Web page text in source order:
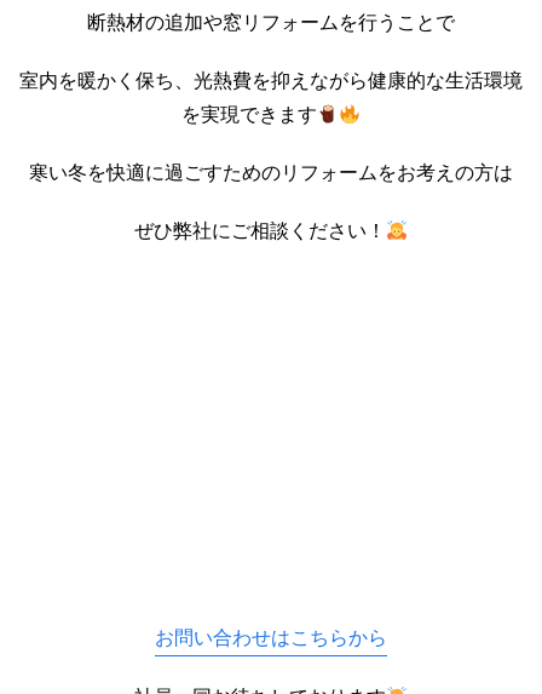
断熱材の追加や窓リフォームを行うことで
室内を暖かく保ち、光熱費を抑えながら健康的な生活環境
を実現できます
寒い冬を快適に過ごすためのリフォームをお考えの方は
ぜひ弊社にご相談ください！
お問い合わせはこちらから